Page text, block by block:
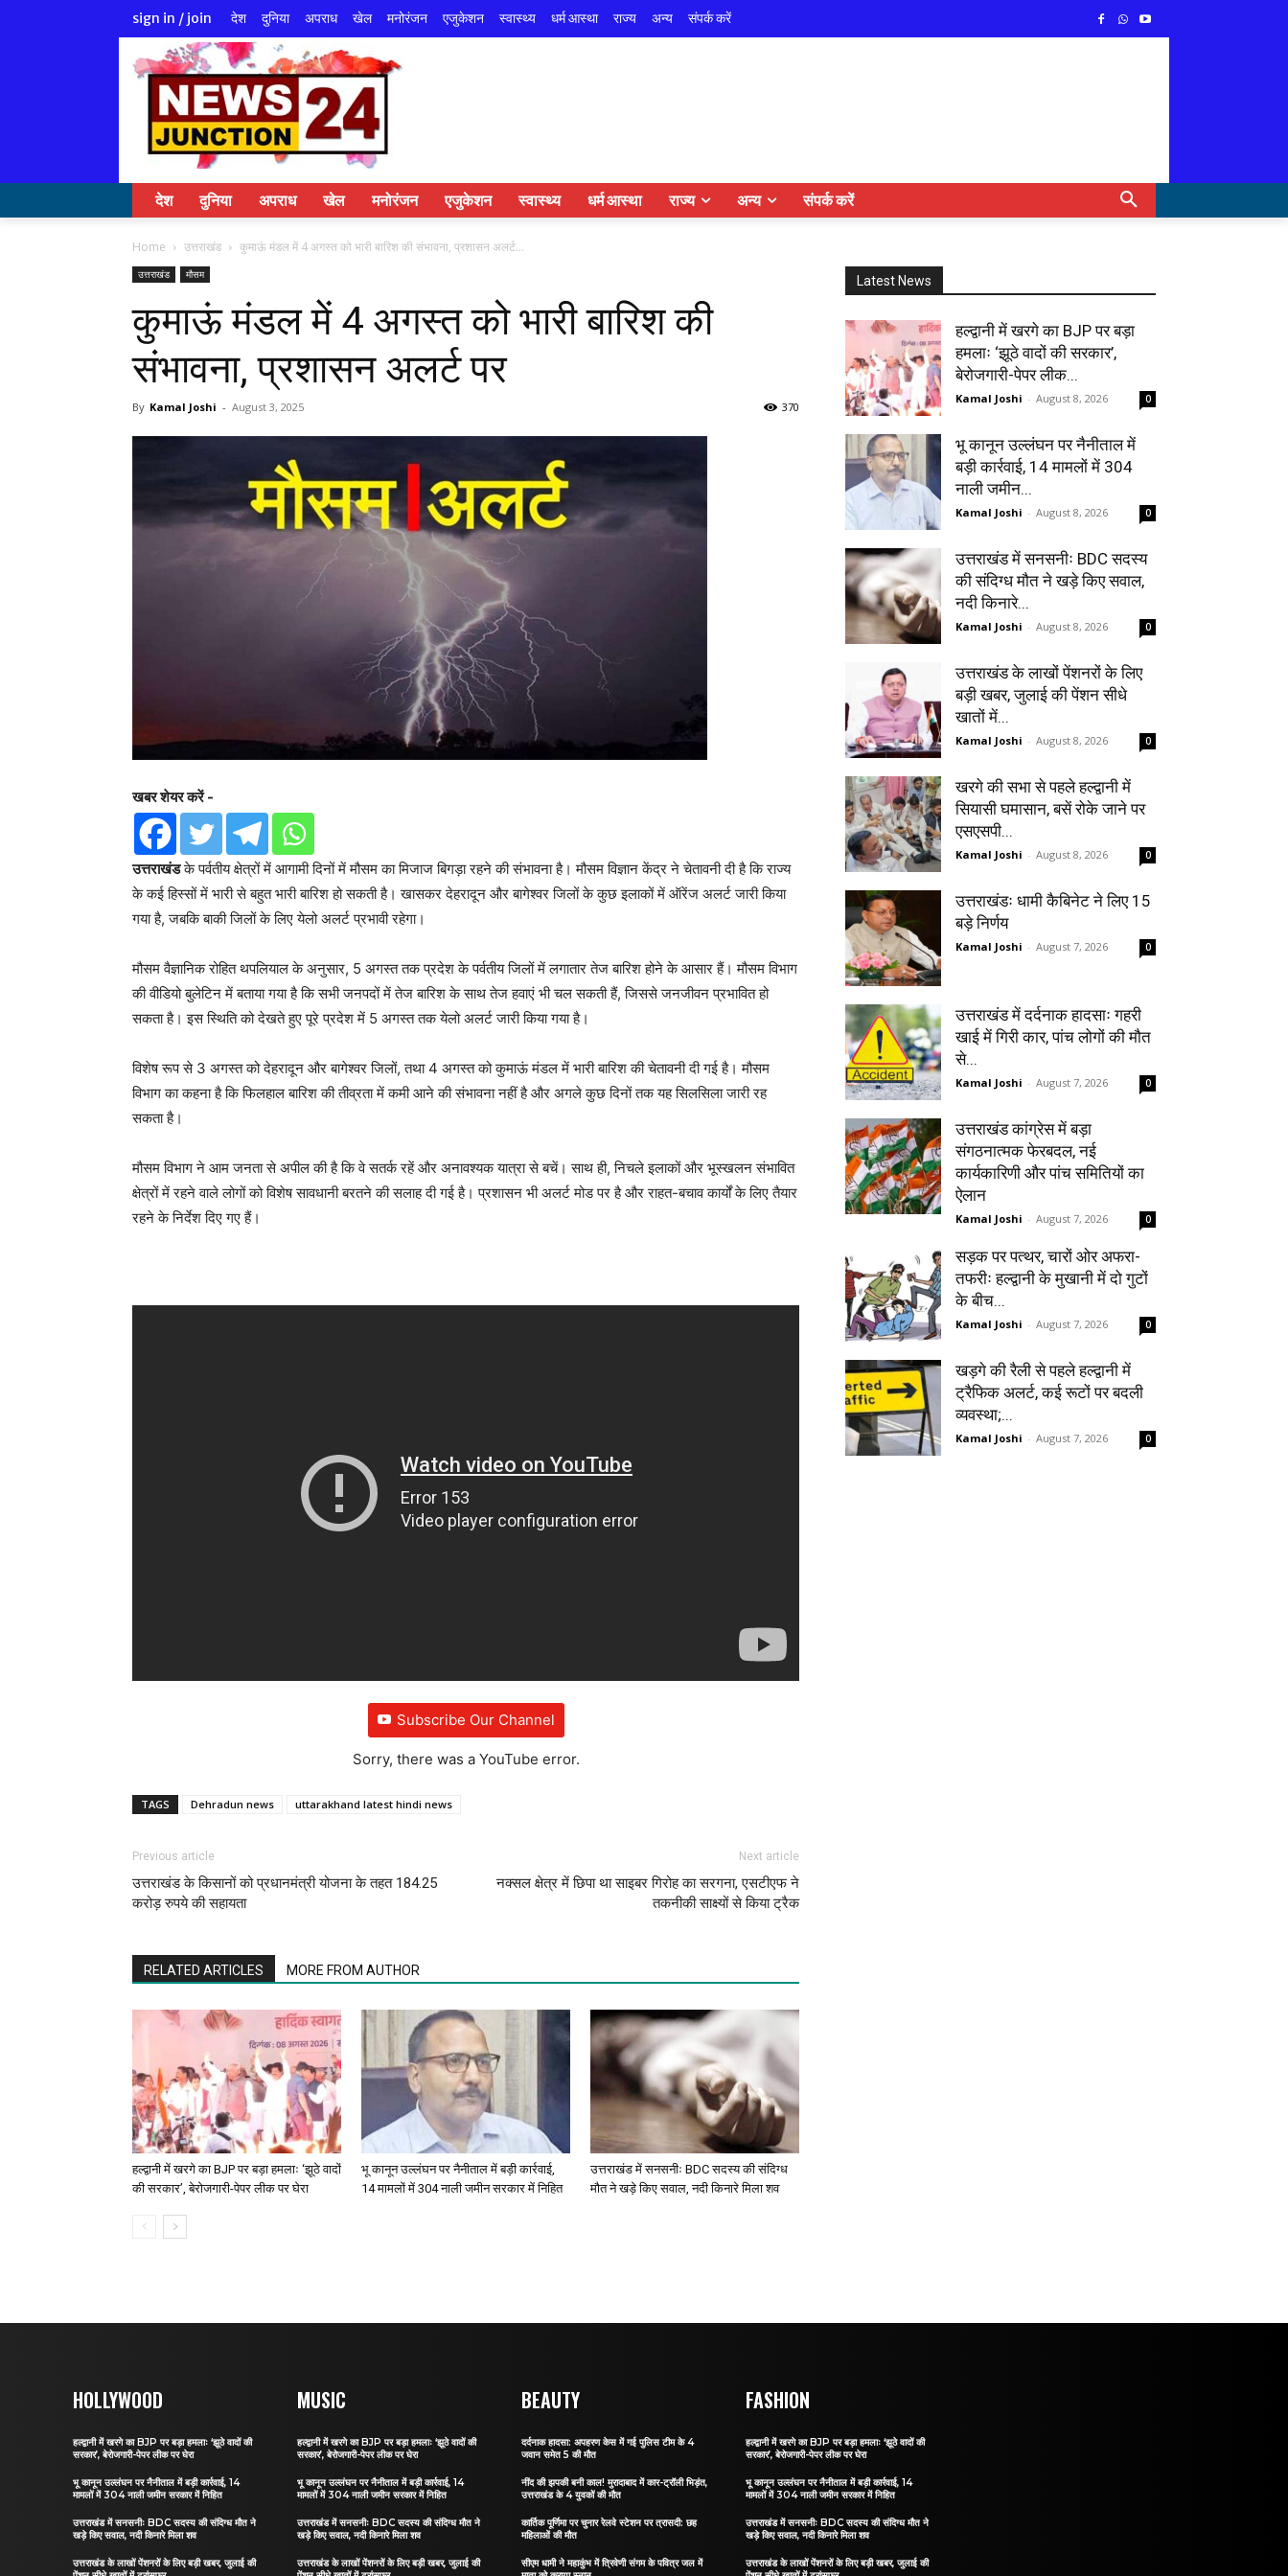
sign in / join देश दुनिया अपराध खेल मनोरंजन एजुकेशन स्वास्थ्य धर्म आस्था राज्य अन्य संपर्क करें
देश दुनिया अपराध खेल मनोरंजन एजुकेशन स्वास्थ्य धर्म आस्था राज्य अन्य संपर्क करें
Home उत्तराखंड कुमाऊं मंडल में 4 अगस्त को भारी बारिश की संभावना, प्रशासन अलर्ट...
उत्तराखंड मौसम
कुमाऊं मंडल में 4 अगस्त को भारी बारिश की
संभावना, प्रशासन अलर्ट पर
By Kamal Joshi - August 3, 2025 370
खबर शेयर करें -
उत्तराखंडके पर्वतीय क्षेत्रों में आगामी दिनों में मौसम का मिजाज बिगड़ा रहने की संभावना है। मौसम विज्ञान केंद्र ने चेतावनी दी है कि राज्य
के कई हिस्सों में भारी से बहुत भारी बारिश हो सकती है। खासकर देहरादून और बागेश्वर जिलों के कुछ इलाकों में ऑरेंज अलर्ट जारी किया
गया है, जबकि बाकी जिलों के लिए येलो अलर्ट प्रभावी रहेगा।
मौसम वैज्ञानिक रोहित थपलियाल के अनुसार, 5 अगस्त तक प्रदेश के पर्वतीय जिलों में लगातार तेज बारिश होने के आसार हैं। मौसम विभाग
की वीडियो बुलेटिन में बताया गया है कि सभी जनपदों में तेज बारिश के साथ तेज हवाएं भी चल सकती हैं, जिससे जनजीवन प्रभावित हो
सकता है। इस स्थिति को देखते हुए पूरे प्रदेश में 5 अगस्त तक येलो अलर्ट जारी किया गया है।
विशेष रूप से 3 अगस्त को देहरादून और बागेश्वर जिलों, तथा 4 अगस्त को कुमाऊं मंडल में भारी बारिश की चेतावनी दी गई है। मौसम
विभाग का कहना है कि फिलहाल बारिश की तीव्रता में कमी आने की संभावना नहीं है और अगले कुछ दिनों तक यह सिलसिला जारी रह
सकता है।
मौसम विभाग ने आम जनता से अपील की है कि वे सतर्क रहें और अनावश्यक यात्रा से बचें। साथ ही, निचले इलाकों और भूस्खलन संभावित
क्षेत्रों में रहने वाले लोगों को विशेष सावधानी बरतने की सलाह दी गई है। प्रशासन भी अलर्ट मोड पर है और राहत-बचाव कार्यों के लिए तैयार
रहने के निर्देश दिए गए हैं।
Subscribe Our Channel
Sorry, there was a YouTube error.
TAGS Dehradun news uttarakhand latest hindi news
Previous article
उत्तराखंड के किसानों को प्रधानमंत्री योजना के तहत 184.25
करोड़ रुपये की सहायता
Next article
नक्सल क्षेत्र में छिपा था साइबर गिरोह का सरगना, एसटीएफ ने
तकनीकी साक्ष्यों से किया ट्रैक
RELATED ARTICLES MORE FROM AUTHOR
हल्द्वानी में खरगे का BJP पर बड़ा हमलाः ‘झूठे वादों
की सरकार’, बेरोजगारी-पेपर लीक पर घेरा
भू कानून उल्लंघन पर नैनीताल में बड़ी कार्रवाई,
14 मामलों में 304 नाली जमीन सरकार में निहित
उत्तराखंड में सनसनीः BDC सदस्य की संदिग्ध
मौत ने खड़े किए सवाल, नदी किनारे मिला शव
Latest News
हल्द्वानी में खरगे का BJP पर बड़ा
हमलाः ‘झूठे वादों की सरकार’,
बेरोजगारी-पेपर लीक...
Kamal Joshi - August 8, 2026 0
भू कानून उल्लंघन पर नैनीताल में
बड़ी कार्रवाई, 14 मामलों में 304
नाली जमीन...
Kamal Joshi - August 8, 2026 0
उत्तराखंड में सनसनीः BDC सदस्य
की संदिग्ध मौत ने खड़े किए सवाल,
नदी किनारे...
Kamal Joshi - August 8, 2026 0
उत्तराखंड के लाखों पेंशनरों के लिए
बड़ी खबर, जुलाई की पेंशन सीधे
खातों में...
Kamal Joshi - August 8, 2026 0
खरगे की सभा से पहले हल्द्वानी में
सियासी घमासान, बसें रोके जाने पर
एसएसपी...
Kamal Joshi - August 8, 2026 0
उत्तराखंडः धामी कैबिनेट ने लिए 15
बड़े निर्णय
Kamal Joshi - August 7, 2026 0
उत्तराखंड में दर्दनाक हादसाः गहरी
खाई में गिरी कार, पांच लोगों की मौत
से...
Kamal Joshi - August 7, 2026 0
उत्तराखंड कांग्रेस में बड़ा
संगठनात्मक फेरबदल, नई
कार्यकारिणी और पांच समितियों का
ऐलान
Kamal Joshi - August 7, 2026 0
सड़क पर पत्थर, चारों ओर अफरा-
तफरीः हल्द्वानी के मुखानी में दो गुटों
के बीच...
Kamal Joshi - August 7, 2026 0
खड़गे की रैली से पहले हल्द्वानी में
ट्रैफिक अलर्ट, कई रूटों पर बदली
व्यवस्था;...
Kamal Joshi - August 7, 2026 0
HOLLYWOOD
हल्द्वानी में खरगे का BJP पर बड़ा हमलाः ‘झूठे वादों की
सरकार’, बेरोजगारी-पेपर लीक पर घेरा
भू कानून उल्लंघन पर नैनीताल में बड़ी कार्रवाई, 14
मामलों में 304 नाली जमीन सरकार में निहित
उत्तराखंड में सनसनीः BDC सदस्य की संदिग्ध मौत ने
खड़े किए सवाल, नदी किनारे मिला शव
उत्तराखंड के लाखों पेंशनरों के लिए बड़ी खबर, जुलाई की
MUSIC
हल्द्वानी में खरगे का BJP पर बड़ा हमलाः ‘झूठे वादों की
सरकार’, बेरोजगारी-पेपर लीक पर घेरा
भू कानून उल्लंघन पर नैनीताल में बड़ी कार्रवाई, 14
मामलों में 304 नाली जमीन सरकार में निहित
उत्तराखंड में सनसनीः BDC सदस्य की संदिग्ध मौत ने
खड़े किए सवाल, नदी किनारे मिला शव
उत्तराखंड के लाखों पेंशनरों के लिए बड़ी खबर, जुलाई की
BEAUTY
दर्दनाक हादसा: अपहरण केस में गई पुलिस टीम के 4
जवान समेत 5 की मौत
नींद की झपकी बनी काल! मुरादाबाद में कार-ट्रॉली भिड़ंत,
उत्तराखंड के 4 युवकों की मौत
कार्तिक पूर्णिमा पर चुनार रेलवे स्टेशन पर त्रासदी: छह
महिलाओं की मौत
सीएम धामी ने महाकुंभ में त्रिवेणी संगम के पवित्र जल में
FASHION
हल्द्वानी में खरगे का BJP पर बड़ा हमलाः ‘झूठे वादों की
सरकार’, बेरोजगारी-पेपर लीक पर घेरा
भू कानून उल्लंघन पर नैनीताल में बड़ी कार्रवाई, 14
मामलों में 304 नाली जमीन सरकार में निहित
उत्तराखंड में सनसनीः BDC सदस्य की संदिग्ध मौत ने
खड़े किए सवाल, नदी किनारे मिला शव
उत्तराखंड के लाखों पेंशनरों के लिए बड़ी खबर, जुलाई की